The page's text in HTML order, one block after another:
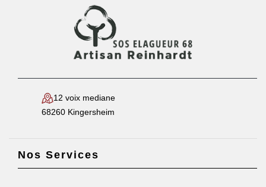
12 voix mediane
68260 Kingersheim
Nos Services